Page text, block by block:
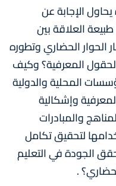
الإجابة عن
العلاقة بين
الحوار الحضاري وتطوره
المعرفية؟ وكيف
المحلية والدولية
وإشكالية
والمبادرات
لتحقيق تكامل
الجودة في التعليم
.